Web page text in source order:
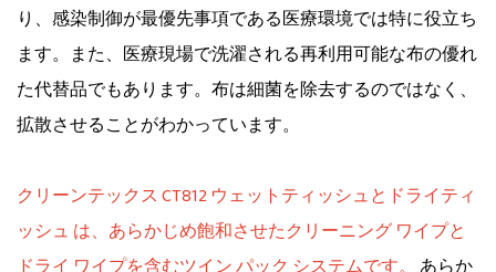
り、感染制御が最優先事項である医療環境では特に役立ち
ます。また、医療現場で洗濯される再利用可能な布の優れ
た代替品でもあります。布は細菌を除去するのではなく、
拡散させることがわかっています。
クリーンテックス CT812 ウェットティッシュとドライティ
ッシュ は、あらかじめ飽和させたクリーニング ワイプと